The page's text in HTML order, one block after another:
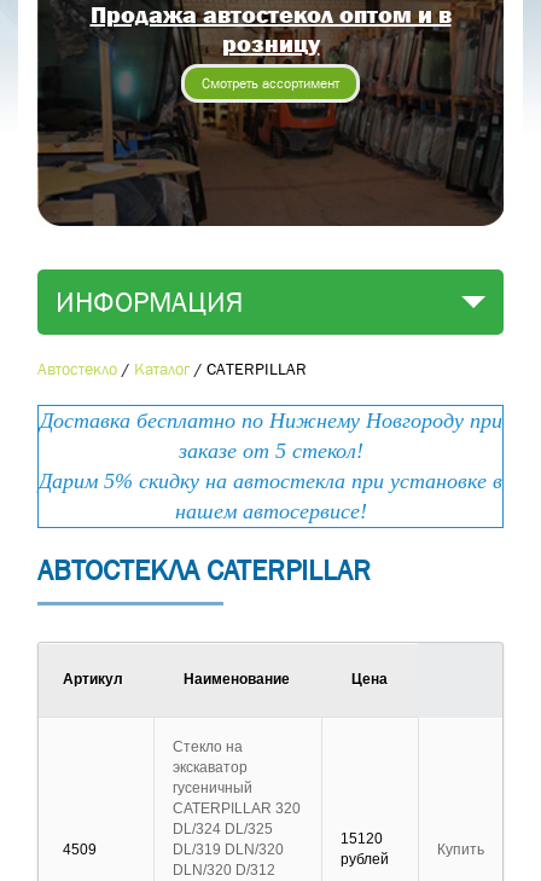
Продажа автостекол оптом и в
розницу
Смотреть ассортимент
ИНФОРМАЦИЯ
Автостекло / Каталог / CATERPILLAR
Доставка бесплатно по Нижнему Новгороду при
заказе от 5 стекол!
Дарим 5% скидку на автостекла при установке в
нашем автосервисе!
АВТОСТЕКЛА CATERPILLAR
Артикул Наименование Цена
4509
Стекло на
экскаватор
гусеничный
CATERPILLAR 320
DL/324 DL/325
DL/319 DLN/320
DLN/320 D/312
15120
рублей
Купить
Отправить
Отправить заявку